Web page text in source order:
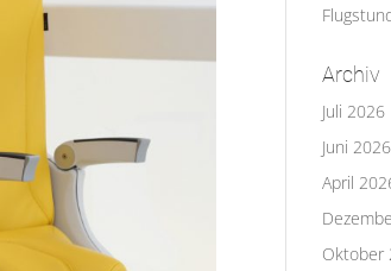
Archiv
Juli 2026
Juni 2026
April
Oktober